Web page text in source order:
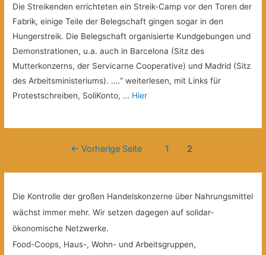
Die Streikenden errichteten ein Streik-Camp vor den Toren der
Fabrik, einige Teile der Belegschaft gingen sogar in den
Hungerstreik. Die Belegschaft organisierte Kundgebungen und
Demonstrationen, u.a. auch in Barcelona (Sitz des
Mutterkonzerns, der Servicarne Cooperative) und Madrid (Sitz
des Arbeitsministeriums). ….“ weiterlesen, mit Links für
Protestschreiben, SoliKonto, … Hier
Beitragsnavigation
← Vorherige Seite 1 2
Die Kontrolle der großen Handelskonzerne über Nahrungsmittel
wächst immer mehr. Wir setzen dagegen auf solidar-
ökonomische Netzwerke.
Food-Coops, Haus-, Wohn- und Arbeitsgruppen,